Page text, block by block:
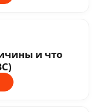
и что